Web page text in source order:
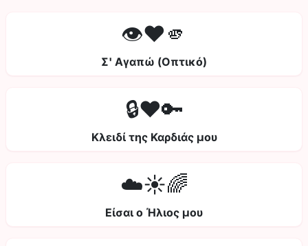
👁️❤️🫵
Σ' Αγαπώ (Οπτικό)
🔒❤️🔑
Κλειδί της Καρδιάς μου
☁️☀️🌈
Είσαι ο Ήλιος μου